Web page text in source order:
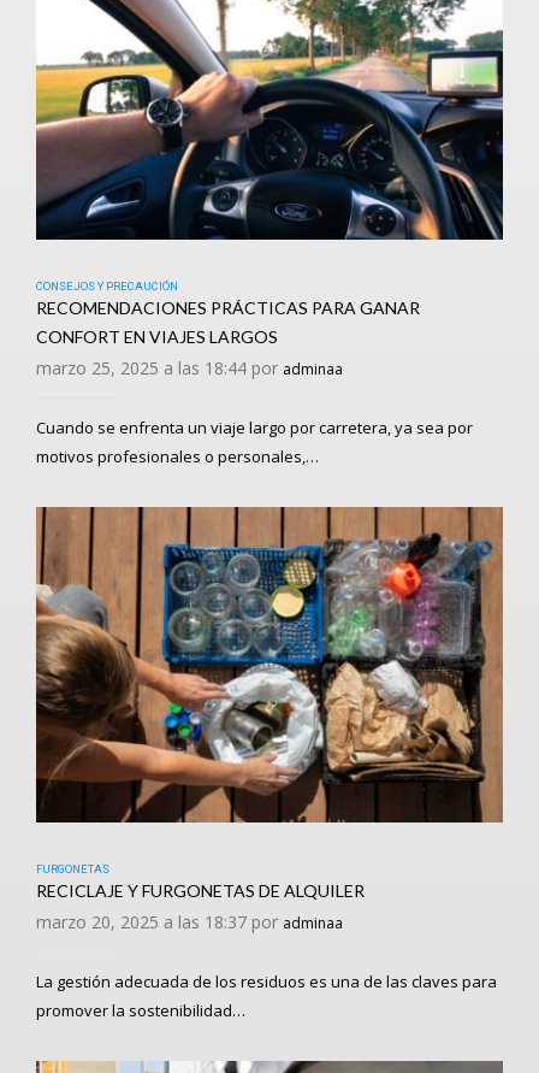
CONSEJOS Y PRECAUCIÓN
RECOMENDACIONES PRÁCTICAS PARA GANAR
CONFORT EN VIAJES LARGOS
marzo 25, 2025 a las 18:44 por adminaa
Cuando se enfrenta un viaje largo por carretera, ya sea por
motivos profesionales o personales,…
FURGONETAS
RECICLAJE Y FURGONETAS DE ALQUILER
marzo 20, 2025 a las 18:37 por adminaa
La gestión adecuada de los residuos es una de las claves para
promover la sostenibilidad…